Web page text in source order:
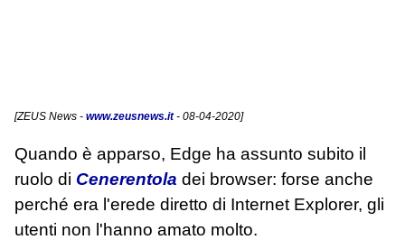
[ZEUS News - www.zeusnews.it- 08-04-2020]
Quando è apparso, Edge ha assunto subito il
ruolo di Cenerentola dei browser: forse anche
perché era l'erede diretto di Internet Explorer, gli
utenti non l'hanno amato molto.